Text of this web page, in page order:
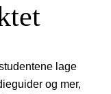
lage
og mer,